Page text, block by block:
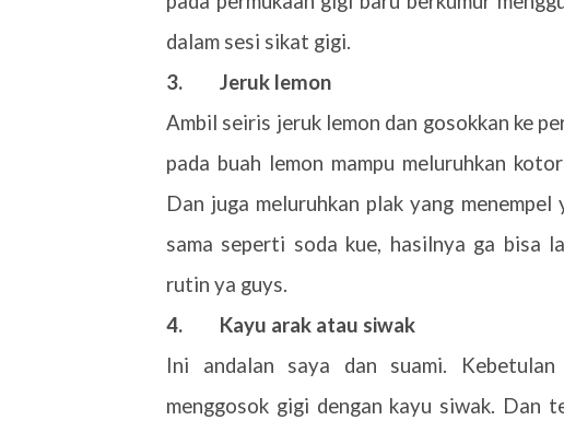
dalam sesi sikat gigi.
3.
Jeruk lemon
Ambil seiris jeruk lemon dan gosokkan ke
pada buah lemon mampu meluruhkan
Dan juga meluruhkan plak yang menempel
sama seperti soda kue, hasilnya ga bisa
rutin ya guys.
4.
Kayu arak atau siwak
Ini andalan saya dan suami.
menggosok gigi dengan kayu siwak. Dan